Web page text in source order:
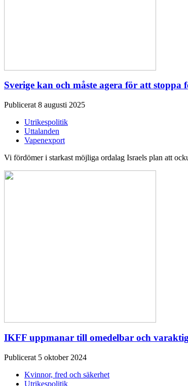
Sverige kan och måste agera för att stoppa
Publicerat 8 augusti 2025
Utrikespolitik
Uttalanden
Vapenexport
Vi fördömer i starkast möjliga ordalag Israels plan att
IKFF uppmanar till omedelbar och
Publicerat 5 oktober 2024
Kvinnor, fred och säkerhet
Utrikespolitik